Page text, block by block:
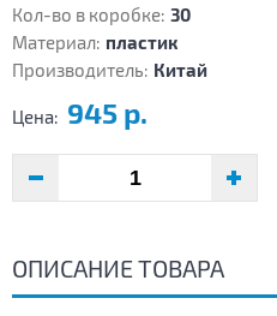
Кол-во в коробке: 30
Материал: пластик
Производитель: Китай
Цена: 945 р.
ОПИСАНИЕ ТОВАРА